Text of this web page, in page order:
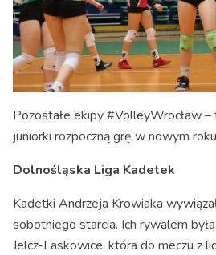
Pozostałe ekipy #VolleyWrocław
juniorki rozpoczną grę w nowym
Dolnośląska Liga Kadetek
Kadetki Andrzeja Krowiaka
sobotniego starcia. Ich rywalem
Jelcz-Laskowice, która do meczu z